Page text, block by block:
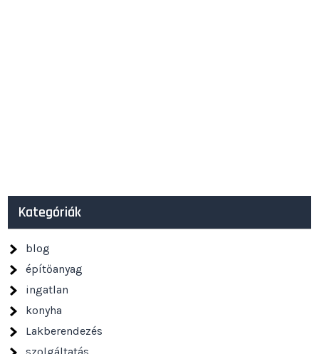
Kategóriák
blog
építőanyag
ingatlan
konyha
Lakberendezés
szolgáltatás